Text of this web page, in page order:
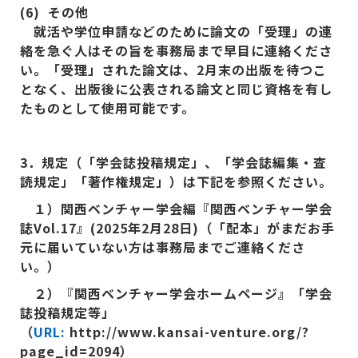
(6) その他
就活や学位申請などのために論文の「受理」の連
絡を急ぐ人はその旨を事務局まで早目に連絡くださ
い。「受理」された論文は、2月末の出版を待つこ
となく、出版後に公表される論文と同じ資格を有し
たものとして使用可能です。
3．規定（「学会誌投稿規定」、「学会誌編集・査
読規定」「著作権規定」）は下記を参照ください。
１）関西ベンチャー学会編『関西ベンチャー学会
誌Vol.17』(2025年2月28日) （「配本」がまだお手
元に届いていない方は事務局までご連絡くださ
い。）
２）『関西ベンチャー学会ホームページ』「学会
誌投稿規定等」
（URL: http://www.kansai-venture.org/?
page_id=2094）